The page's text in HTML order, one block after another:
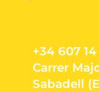
+34 607
Carrer
Sabadell